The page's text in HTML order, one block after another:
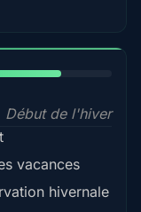
Début de l'hiver
vacances
hivernale